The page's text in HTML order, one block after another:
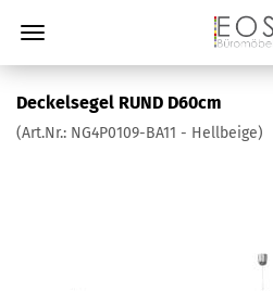
Deckelsegel RUND D60cm
(Art.Nr.: NG4P0109-BA11 - Hellbeige)